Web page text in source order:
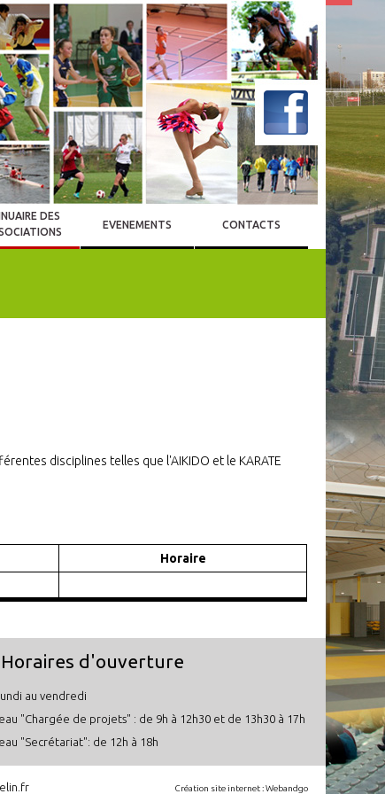
DES
EVENEMENTS CONTACTS
Horaire
disciplines telles que l'AIKIDO et le KARATE
Horaires d'ouverture
au vendredi
"Chargée de projets" : de 9h à 12h30 et de 13h30 à 17h
"Secrétariat": de 12h à 18h
Création site internet :Webandgo